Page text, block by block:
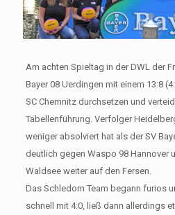
Am achten Spieltag in der DWL der
Bayer 08 Uerdingen mit einem 13:8
SC Chemnitz durchsetzen und
Tabellenführung. Verfolger
weniger absolviert hat als der SV
deutlich gegen Waspo 98 Hannover
Waldsee weiter auf den Fersen.
Das Schledorn Team begann furios
schnell mit 4:0, ließ dann allerdings